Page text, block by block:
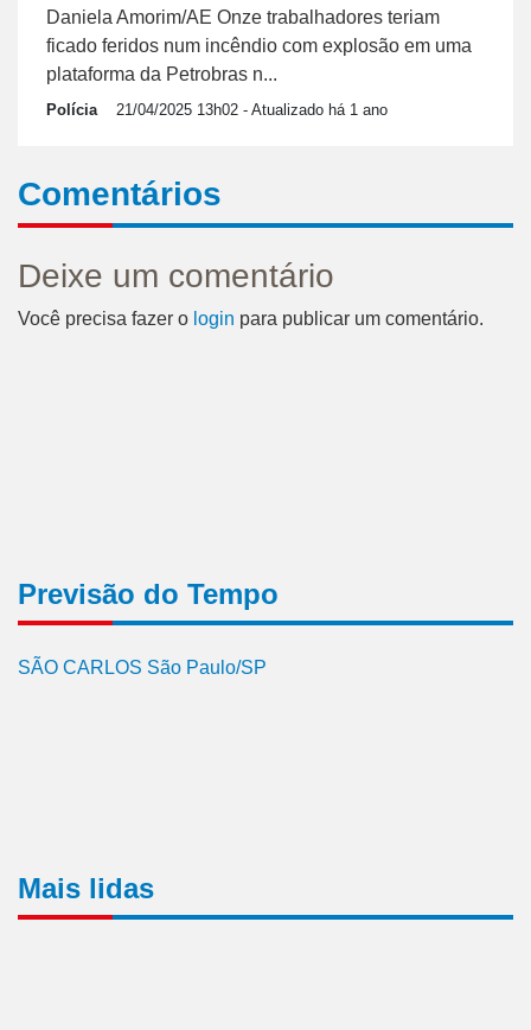
Daniela Amorim/AE Onze trabalhadores teriam
ficado feridos num incêndio com explosão em uma
plataforma da Petrobras n...
Polícia 21/04/2025 13h02 - Atualizado há 1 ano
Comentários
Deixe um comentário
Você precisa fazer o login para publicar um comentário.
Previsão do Tempo
SÃO CARLOS São Paulo/SP
Mais lidas